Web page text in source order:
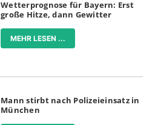
Wetterprognose für Bayern: Erst
große Hitze, dann Gewitter
MEHR LESEN ...
Mann stirbt nach Polizeieinsatz in
München